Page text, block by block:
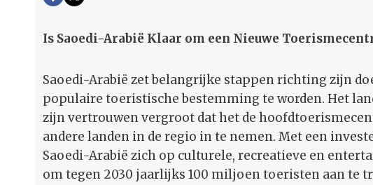
Is Saoedi-Arabië Klaar om een Nieuwe
Saoedi-Arabië zet belangrijke stappen richting zijn
populaire toeristische bestemming te worden. Het
zijn vertrouwen vergroot dat het de
andere landen in de regio in te nemen. Met een
Saoedi-Arabië zich op culturele, recreatieve en
om tegen 2030 jaarlijks 100 miljoen toeristen aan te